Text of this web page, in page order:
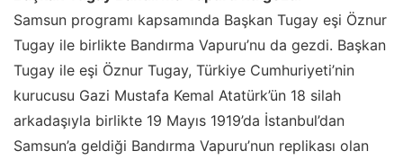
Samsun programı kapsamında Başkan Tugay eşi Öznur
Tugay ile birlikte Bandırma Vapuru’nu da gezdi. Başkan
Tugay ile eşi Öznur Tugay, Türkiye Cumhuriyeti’nin
kurucusu Gazi Mustafa Kemal Atatürk’ün 18 silah
arkadaşıyla birlikte 19 Mayıs 1919’da İstanbul’dan
Samsun’a geldiği Bandırma Vapuru’nun replikası olan